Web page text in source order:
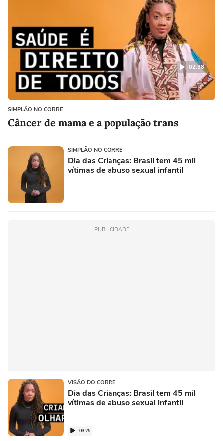
SIMPLÃO NO CORRE
Câncer de mama e a população trans
02:38
SIMPLÃO NO CORRE
Dia das Crianças: Brasil tem 45 mil
vítimas de abuso sexual infantil
PUBLICIDADE
VISÃO DO CORRE
Dia das Crianças: Brasil tem 45 mil
vítimas de abuso sexual infantil
03:25